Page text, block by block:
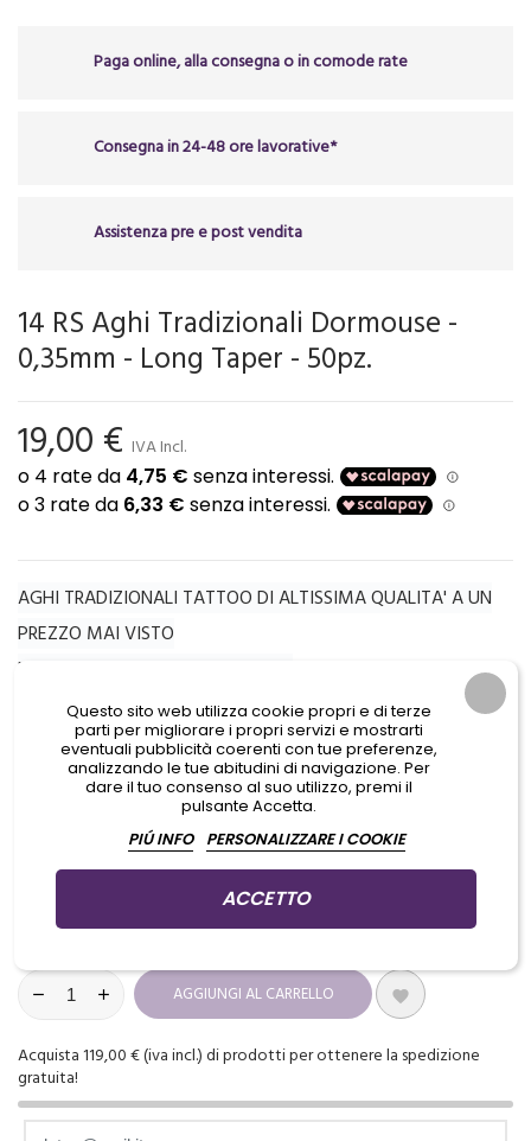
Paga online, alla consegna o in comode rate
Consegna in 24-48 ore lavorative*
Assistenza pre e post vendita
14 RS Aghi Tradizionali Dormouse -
0,35mm - Long Taper - 50pz.
19,00 € IVA Incl.
AGHI TRADIZIONALI TATTOO DI ALTISSIMA QUALITA' A UN
PREZZO MAI VISTO
FORZA, PRECISIONE E DURABILITA'
ESTREMA ACCURATEZZA NELL'AFFILATURA
Aggiungi prodotti al carrello per GUADAGNARE PUNTI che potrai
usare per ottenere dei PREMI IN REGALO
Non disponibile
AGGIUNGI AL CARRELLO 
Acquista 119,00 € (iva incl.) di prodotti per ottenere la spedizione
gratuita!
Questo sito web utilizza cookie propri e di terze
parti per migliorare i propri servizi e mostrarti
eventuali pubblicità coerenti con tue preferenze,
analizzando le tue abitudini di navigazione. Per
dare il tuo consenso al suo utilizzo, premi il
pulsante Accetta.
PIÚ INFO
PERSONALIZZARE I COOKIE
ACCETTO